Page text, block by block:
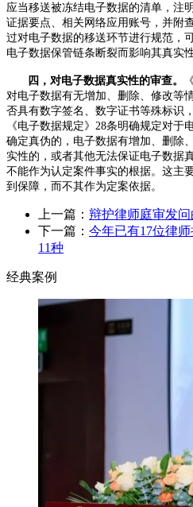
应当移送被冻结电子数据的清单，注
证据要点、相关网络应用账号，并附
过对电子数据的移送环节进行规范，
电子数据保管链条断裂而影响其真实性
四，对电子数据真实性的审查。
对电子数据有无增加、删除、修改等
否具有数字签名、数字证书等殊标识
《电子数据规定》 28条明确规定对于
确定真伪的，电子数据有增加、删除
实性的，或者其他无法保证电子数据
不能作为认定案件事实的根据。这主
到保障，而不其作为定案依据。
上一篇： 辩护律师庭审发
下一篇： 今年已有17位律
11种
经典案例